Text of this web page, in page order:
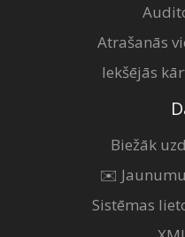
Atrašanās
Iekšējās
Biežāk
✉️ Jaunumu
Sistēmas